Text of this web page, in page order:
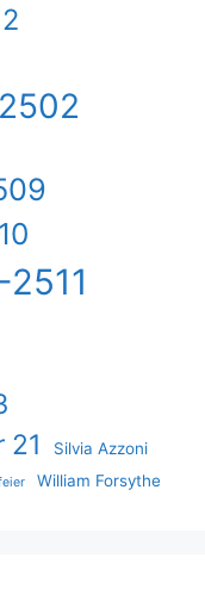
21 Silvia Azzoni
William Forsythe